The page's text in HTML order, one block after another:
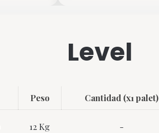
Level
Peso Cantidad (x1 palet)
12 Kg -